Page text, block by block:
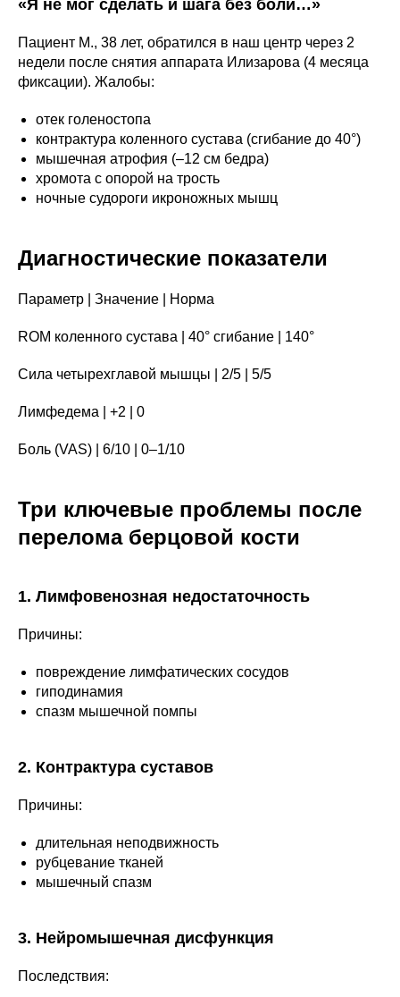
«Я не мог сделать и шага без боли…»
Пациент М., 38 лет, обратился в наш центр через 2
недели после снятия аппарата Илизарова (4 месяца
фиксации). Жалобы:
отек голеностопа
контрактура коленного сустава (сгибание до 40°)
мышечная атрофия (–12 см бедра)
хромота с опорой на трость
ночные судороги икроножных мышц
Диагностические показатели
Параметр | Значение | Норма
ROM коленного сустава | 40° сгибание | 140°
Сила четырехглавой мышцы | 2/5 | 5/5
Лимфедема | +2 | 0
Боль (VAS) | 6/10 | 0–1/10
Три ключевые проблемы после
перелома берцовой кости
1. Лимфовенозная недостаточность
Причины:
повреждение лимфатических сосудов
гиподинамия
спазм мышечной помпы
2. Контрактура суставов
Причины:
длительная неподвижность
рубцевание тканей
мышечный спазм
3. Нейромышечная дисфункция
Последствия: